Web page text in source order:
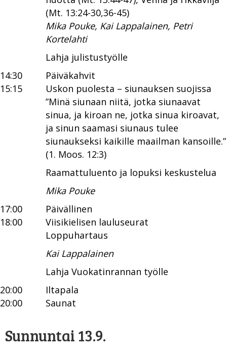
(Mt. 13:24-30,36-45)
Mika Pouke, Kai Lappalainen, Petri
Kortelahti
Lahja julistustyölle
14:30
Päiväkahvit
15:15
Uskon puolesta – siunauksen suojissa
”Minä siunaan niitä, jotka siunaavat
sinua, ja kiroan ne, jotka sinua kiroavat,
ja sinun saamasi siunaus tulee
siunaukseksi kaikille maailman kansoille.”
(1. Moos. 12:3)
Raamattuluento ja lopuksi keskustelua
Mika Pouke
17:00
Päivällinen
18:00
Viisikielisen lauluseurat
Loppuhartaus
Kai Lappalainen
Lahja Vuokatinrannan työlle
20:00
Iltapala
20:00
Saunat
Sunnuntai 13.9.